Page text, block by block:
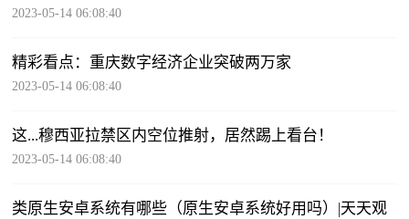
2023-05-14 06:08:40
精彩看点：重庆数字经济企业突破两万家
2023-05-14 06:08:40
这...穆西亚拉禁区内空位推射，居然踢上看台！
2023-05-14 06:08:40
类原生安卓系统有哪些（原生安卓系统好用吗）|天天观